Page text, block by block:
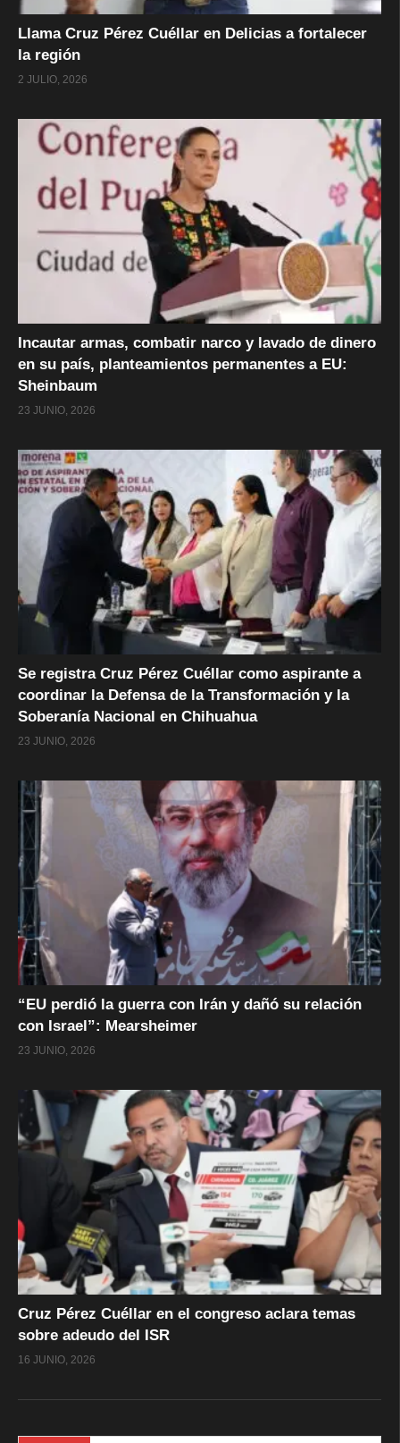
Llama Cruz Pérez Cuéllar en Delicias a fortalecer
la región
2 JULIO, 2026
Incautar armas, combatir narco y lavado de dinero
en su país, planteamientos permanentes a EU:
Sheinbaum
23 JUNIO, 2026
Se registra Cruz Pérez Cuéllar como aspirante a
coordinar la Defensa de la Transformación y la
Soberanía Nacional en Chihuahua
23 JUNIO, 2026
“EU perdió la guerra con Irán y dañó su relación
con Israel”: Mearsheimer
23 JUNIO, 2026
Cruz Pérez Cuéllar en el congreso aclara temas
sobre adeudo del ISR
16 JUNIO, 2026